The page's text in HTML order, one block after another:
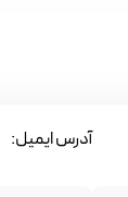
آدرس ایمیل: